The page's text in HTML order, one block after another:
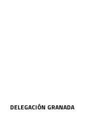
DELEGACIÓN GRANADA